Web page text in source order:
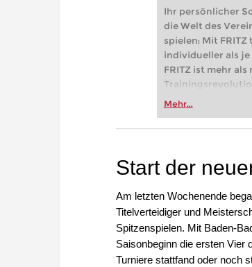
Ihr persönlicher
die Welt des
spielen: Mit
individueller als je
FRITZ ist mehr
Vereinsschachs
zuvor.
Mehr...
Start der
Am letzten Wochenende
Titelverteidiger und
Spitzenspielen. Mit Baden-
Saisonbeginn die ersten Vier
Turniere stattfand oder noch